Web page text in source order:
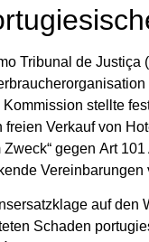
Tribunal de Justiça
stellte
Verkauf von
gegen Art 101
Vereinbarungen
auf
Schaden